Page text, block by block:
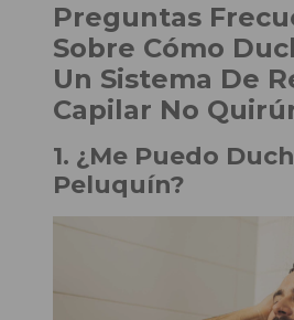
Preguntas
Sobre Cómo
Un Sistema De
Capilar No
1. ¿Me Puedo
Peluquín?